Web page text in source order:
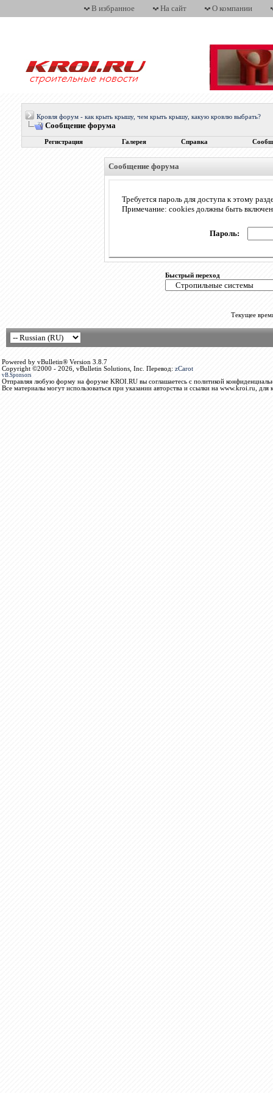
В избранное На сайт О компании
Кровля форум - как крыть крышу, чем крыть крышу, какую кровлю выбрать?
Сообщение форума
Регистрация Галерея Справка
Сообщение форума
Требуется пароль для доступа к этому
Примечание: cookies должны быть
Пароль:
Быстрый переход
Текущее
Powered by vBulletin® Version 3.8.7
Copyright ©2000 - 2026, vBulletin Solutions, Inc. Перевод: zCarot
vB.Sponsors
Отправляя любую форму на форуме KROI.RU вы соглашаетесь с политикой
Все материалы могут использоваться при указании авторства и ссылки на www.kroi.ru, для